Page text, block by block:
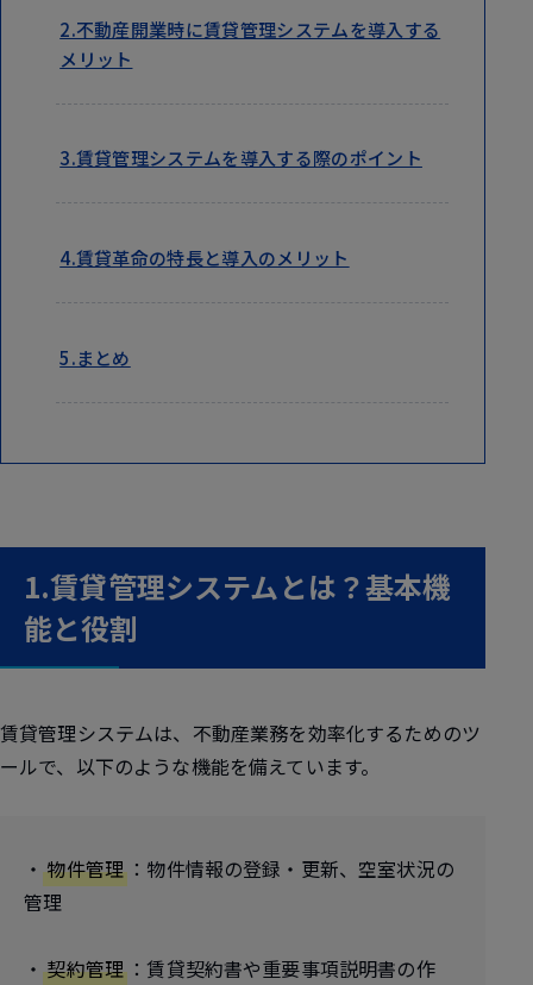
2.不動産開業時に賃貸管理システムを導入する
メリット
3.賃貸管理システムを導入する際のポイント
4.賃貸革命の特長と導入のメリット
5.まとめ
1.賃貸管理システムとは？基本機
能と役割
賃貸管理システムは、不動産業務を効率化するためのツ
ールで、以下のような機能を備えています。
・物件管理 ：物件情報の登録・更新、空室状況の
管理
・契約管理 ：賃貸契約書や重要事項説明書の作